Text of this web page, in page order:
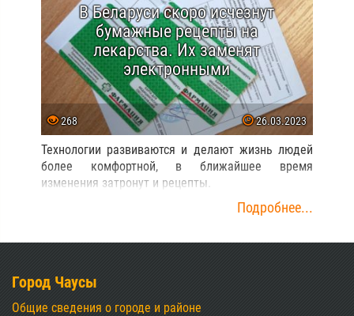
В Беларуси скоро исчезнут
бумажные рецепты на
лекарства. Их заменят
электронными
268 26.03.2023
Технологии развиваются и делают жизнь людей
более комфортной, в ближайшее время
изменения затронут и рецепты.
Подробнее...
Город Чаусы
Общие сведения о городе и районе